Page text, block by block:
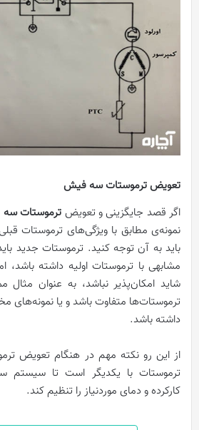
تعویض ترموستات سه فیش
اگر قصد جایگزینی و تعویض ترموستات
نمونه‌ی مطابق با ویژگی‌های ترموستات
باید به آن توجه کنید. ترموستات جدید
مشابهی با ترموستات اولیه داشته
شاید امکان‌پذیر نباشد، به‌ عنوان
ترموستات‌ها متفاوت باشد و یا نمونه‌های
داشته باشد.
از این ‌رو نکته مهم در هنگام تعویض
ترموستات با یکدیگر است تا سیستم
کارکرده و دمای موردنیاز را تنظیم کند.